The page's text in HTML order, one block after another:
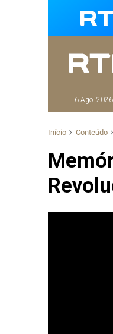
6 Ago.
Início Conteúdo